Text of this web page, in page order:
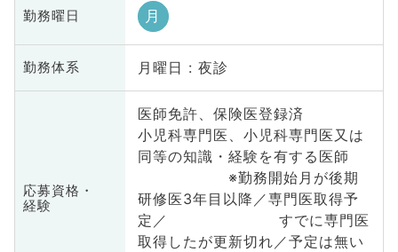
勤務曜日 月
勤務体系 月曜日 : 夜診
応募資格・
経験
医師免許、保険医登録済
小児科専門医、小児科専門医又は
同等の知識・経験を有する医師
※勤務開始月が後期
研修医3年目以降／専門医取得予
定／ すでに専門医
取得したが更新切れ／予定は無い